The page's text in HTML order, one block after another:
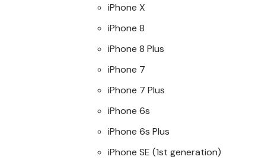
iPhone X
iPhone 8
iPhone 8 Plus
iPhone 7
iPhone 7 Plus
iPhone 6s
iPhone 6s Plus
iPhone SE (1st generation)